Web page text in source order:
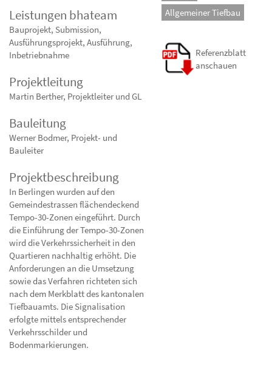
Leistungen bhateam
Bauprojekt, Submission,
Ausführungsprojekt, Ausführung,
Inbetriebnahme
Projektleitung
Martin Berther, Projektleiter und GL
Bauleitung
Werner Bodmer, Projekt- und
Bauleiter
Projektbeschreibung
In Berlingen wurden auf den
Gemeindestrassen flächendeckend
Tempo-30-Zonen eingeführt. Durch
die Einführung der Tempo-30-Zonen
wird die Verkehrssicherheit in den
Quartieren nachhaltig erhöht. Die
Anforderungen an die Umsetzung
sowie das Verfahren richteten sich
nach dem Merkblatt des kantonalen
Tiefbauamts. Die Signalisation
erfolgte mittels entsprechender
Verkehrsschilder und
Bodenmarkierungen.
Allgemeiner Tiefbau
Referenzblatt
anschauen